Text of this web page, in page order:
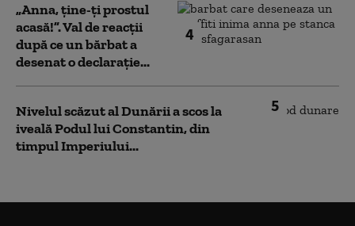
4
„Anna, ţine-ţi prostul
acasă!”. Val de reacții
după ce un bărbat a
desenat o declarație...
5
Nivelul scăzut al Dunării a scos la
iveală Podul lui Constantin, din
timpul Imperiului...